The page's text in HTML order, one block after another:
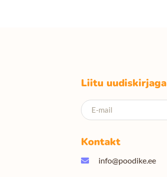
Liitu uudiskirjaga
Kontakt
info@poodike.ee